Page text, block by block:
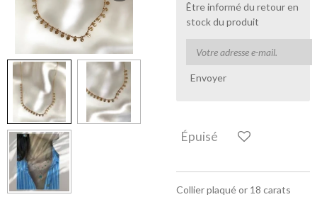
Être informé du retour en
stock du produit
Envoyer
Épuisé
Collier plaqué or 18 carats